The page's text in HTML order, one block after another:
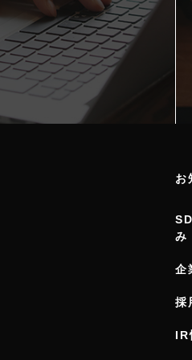
み
企
採
IR
お